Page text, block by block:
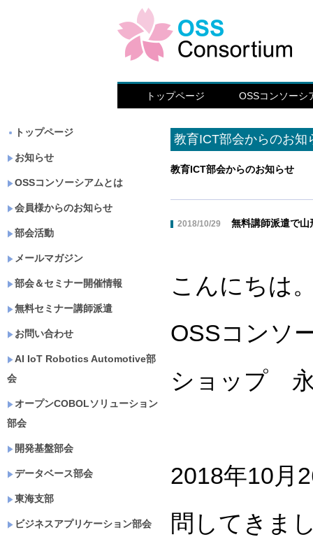
トップページ OSSコンソーシ
トップページ
お知らせ
OSSコンソーシアムとは
会員様からのお知らせ
部会活動
メールマガジン
部会＆セミナー開催情報
無料セミナー講師派遣
お問い合わせ
AI IoT Robotics Automotive部
会
オープンCOBOLソリューション
部会
開発基盤部会
データベース部会
東海支部
ビジネスアプリケーション部会
教育ICT部会からのお知
教育ICT部会からのお知らせ
2018/10/29 無料講師派遣で山
こんにちは
OSSコンソ
ショップ
2018年10月
問してきま